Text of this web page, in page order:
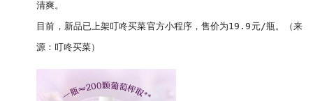
清爽。
目前，新品已上架叮咚买菜官方小程序，售价为19.9元/瓶。（来
源：叮咚买菜）